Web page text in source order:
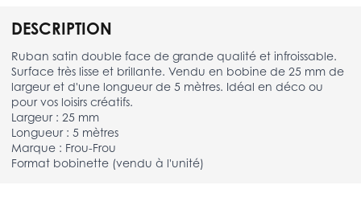
DESCRIPTION
Ruban satin double face de grande qualité et infroissable.
Surface très lisse et brillante. Vendu en bobine de 25 mm de
largeur et d'une longueur de 5 mètres. Idéal en déco ou
pour vos loisirs créatifs.
Largeur : 25 mm
Longueur : 5 mètres
Marque : Frou-Frou
Format bobinette (vendu à l'unité)